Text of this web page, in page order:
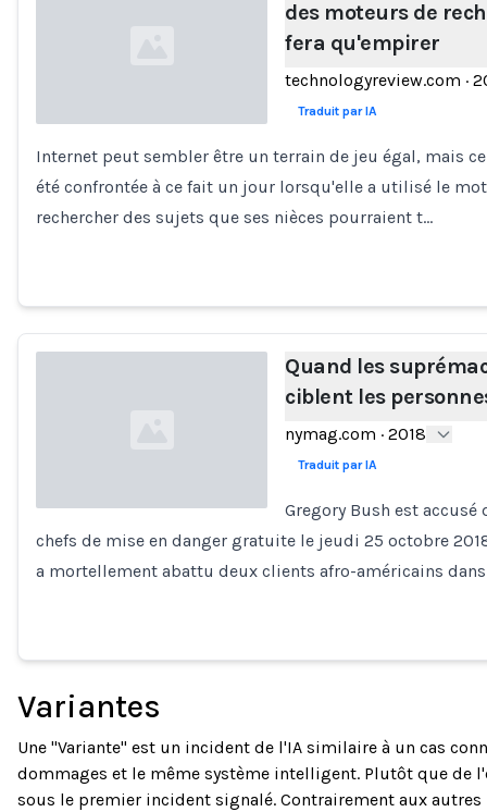
Loading...
des moteurs de
fera qu'empirer
technologyreview.com ·
Traduit par IA
Internet peut sembler être un terrain de jeu égal, mais
été confrontée à ce fait un jour lorsqu'elle a utilisé le
rechercher des sujets que ses nièces pourraient t…
Quand les
ciblent les
nymag.com · 2018
Traduit par IA
Gregory Bush est
chefs de mise en danger gratuite le jeudi 25 octobre
a mortellement abattu deux clients afro-américains
Variantes
Une "Variante" est un incident de l'IA similaire à un cas
dommages et le même système intelligent. Plutôt que de
sous le premier incident signalé. Contrairement aux